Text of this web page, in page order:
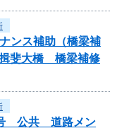
ンス補助（橋梁補
斐大橋 橋梁補修
号 公共 道路メン